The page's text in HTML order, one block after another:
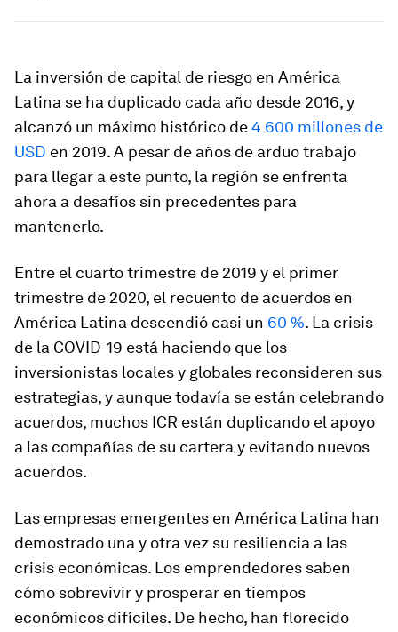
La inversión de capital de riesgo en América
Latina se ha duplicado cada año desde 2016, y
alcanzó un máximo histórico de4 600 millones de
USD en 2019. A pesar de años de arduo trabajo
para llegar a este punto, la región se enfrenta
ahora a desafíos sin precedentes para
mantenerlo.
Entre el cuarto trimestre de 2019 y el primer
trimestre de 2020, el recuento de acuerdos en
América Latina descendió casi un 60 %. La crisis
de la COVID-19 está haciendo que los
inversionistas locales y globales reconsideren sus
estrategias, y aunque todavía se están celebrando
acuerdos, muchos ICR están duplicando el apoyo
a las compañías de su cartera y evitando nuevos
acuerdos.
Las empresas emergentes en América Latina han
demostrado una y otra vez su resiliencia a las
crisis económicas. Los emprendedores saben
cómo sobrevivir y prosperar en tiempos
económicos difíciles. De hecho, han florecido